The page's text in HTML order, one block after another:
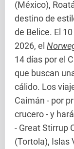
(México),
destino de
de Belice. El
2026, el
14 días por el
que buscan
cálido. Los
Caimán - por
crucero - y
- Great Stirrup
(Tortola), Islas